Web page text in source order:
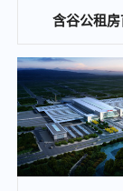
2024-11-20
2024-10-12
2024-10-12
含谷公租